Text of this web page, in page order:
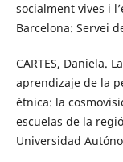
socialment vives i
Barcelona: Servei
CARTES, Daniela.
aprendizaje de la
étnica: la
escuelas de la
Universidad